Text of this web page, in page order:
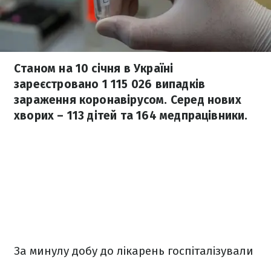
Станом на 10 січня в Україні
зареєстровано 1 115 026 випадків
зараження коронавірусом. Серед нових
хворих – 113 дітей та 164 медпрацівники.
За минулу добу до лікарень госпіталізували